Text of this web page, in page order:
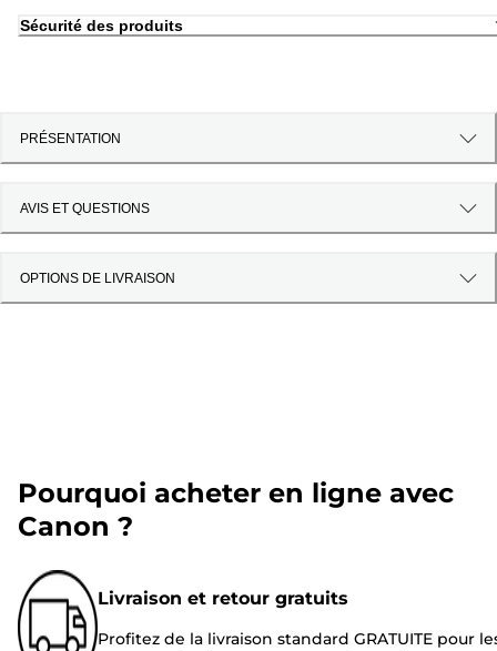
Sécurité des produits
PRÉSENTATION
AVIS ET QUESTIONS
OPTIONS DE LIVRAISON
Pourquoi acheter en ligne avec
Canon ?
Livraison et retour gratuits
Profitez de la livraison standard GRATUITE pour